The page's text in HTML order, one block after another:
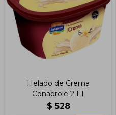
Helado de Crema
Conaprole 2 LT
$ 528